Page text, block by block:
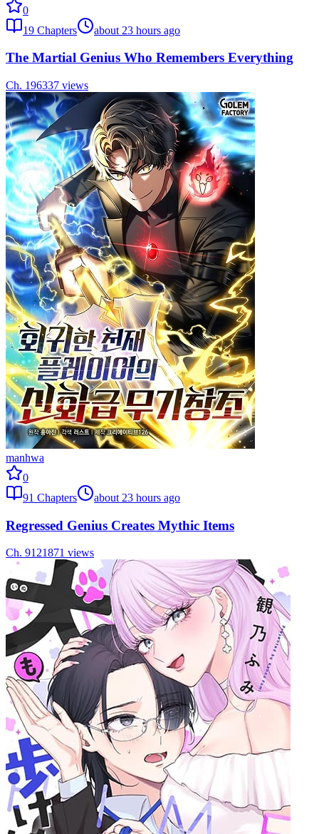
0
19 Chapters about 23 hours ago
The Martial Genius Who Remembers Everything
Ch. 196337 views
manhwa
0
91 Chapters about 23 hours ago
Regressed Genius Creates Mythic Items
Ch. 9121871 views